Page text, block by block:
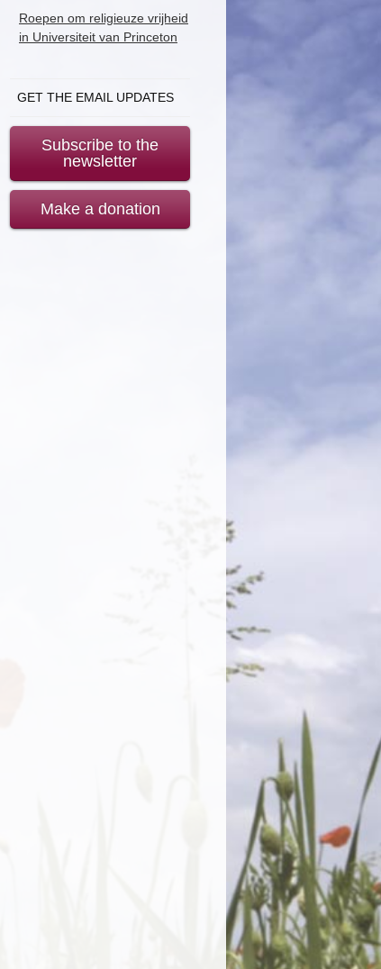
Roepen om religieuze vrijheid
in Universiteit van Princeton
GET THE EMAIL UPDATES
Subscribe to the
newsletter
Make a donation